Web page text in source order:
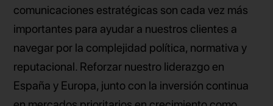
comunicaciones estratégicas son cada vez más
importantes para ayudar a nuestros clientes a
navegar por la complejidad política, normativa y
reputacional. Reforzar nuestro liderazgo en
España y Europa, junto con la inversión continua